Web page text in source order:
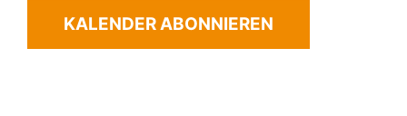
KALENDER ABONNIEREN